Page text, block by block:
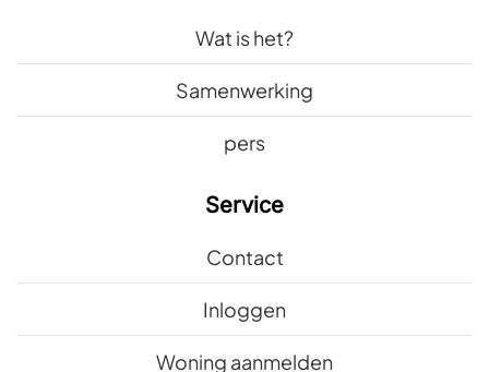
Wat is het?
Samenwerking
pers
Service
Contact
Inloggen
Woning aanmelden